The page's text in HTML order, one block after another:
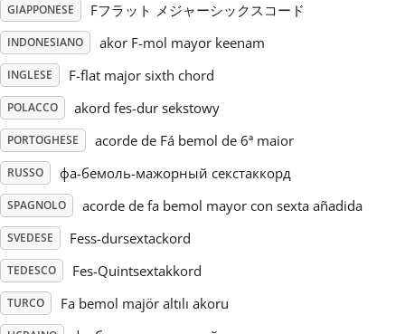
Svenska
Tiếng Việt
Türkçe
Українська
繁體中文
GIAPPONESE Fフラット メジャーシックスコード
INDONESIANO akor F-mol mayor keenam
INGLESE F-flat major sixth chord
POLACCO akord fes-dur sekstowy
PORTOGHESE acorde de Fá bemol de 6ª maior
RUSSO фа-бемоль-мажорный секстаккорд
SPAGNOLO acorde de fa bemol mayor con sexta añadida
SVEDESE Fess-dursextackord
TEDESCO Fes-Quintsextakkord
TURCO Fa bemol majör altılı akoru